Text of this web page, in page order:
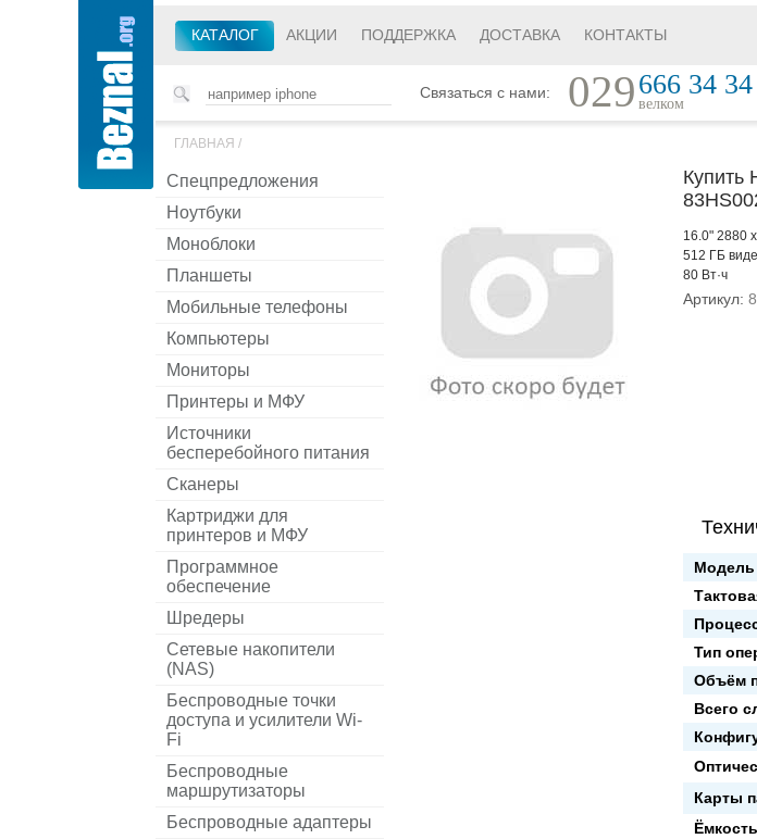
КАТАЛОГ АКЦИИ ПОДДЕРЖКА ДОСТАВКА КОНТАКТЫ
Связаться с нами: 029666 34 34
велком
ГЛАВНАЯ /
Спецпредложения
Ноутбуки
Моноблоки
Планшеты
Мобильные телефоны
Компьютеры
Мониторы
Принтеры и МФУ
Источники
бесперебойного питания
Сканеры
Картриджи для
принтеров и МФУ
Программное
обеспечение
Шредеры
Сетевые накопители
(NAS)
Беспроводные точки
доступа и усилители Wi-
Fi
Беспроводные
маршрутизаторы
Беспроводные адаптеры
Купить
16.0" 2880
512 ГБ
80 Вт·ч
Артикул:
Модель
Тип
Объём
Всего
Карты